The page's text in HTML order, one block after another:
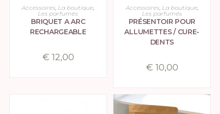
AJOUTER AU PANIER
Accessoires La boutique
Les parfumés
BRIQUET A ARC
RECHARGEABLE
€ 12,00
CHOIX DES OPTIONS
Accessoires La boutique,
Les parfumés
PRÉSENTOIR POUR
ALLUMETTES / CURE-
DENTS
€ 10,00